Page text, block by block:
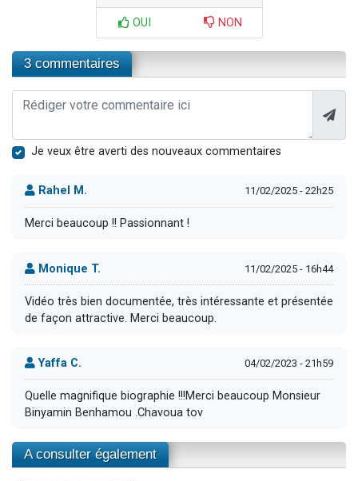
OUI NON
3 commentaires
Je veux être averti des nouveaux commentaires
Rahel M. 11/02/2025 - 22h25
Merci beaucoup !! Passionnant !
Monique T. 11/02/2025 - 16h44
Vidéo très bien documentée, très intéressante et présentée
de façon attractive. Merci beaucoup.
Yaffa C. 04/02/2023 - 21h59
Quelle magnifique biographie !!!Merci beaucoup Monsieur
Binyamin Benhamou .Chavoua tov
A consulter également